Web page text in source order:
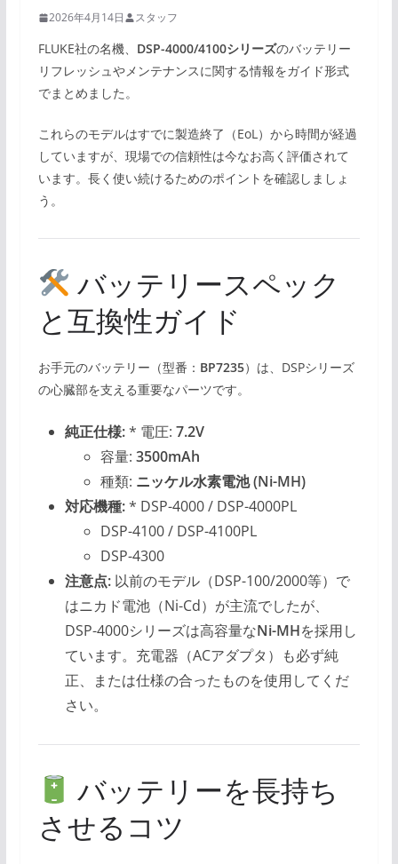
2026年4月14日 スタッフ
FLUKE社の名機、 DSP-4000/4100シリーズのバッテリー
リフレッシュやメンテナンスに関する情報をガイド形式
でまとめました。
これらのモデルはすでに製造終了（EoL）から時間が経過
していますが、現場での信頼性は今なお高く評価されて
います。長く使い続けるためのポイントを確認しましょ
う。
バッテリースペック
と互換性ガイド
お手元のバッテリー（型番： BP7235）は、DSPシリーズ
の心臓部を支える重要なパーツです。
純正仕様:* 電圧: 7.2V
容量: 3500mAh
種類: ニッケル水素電池 (Ni-MH)
対応機種:* DSP-4000 / DSP-4000PL
DSP-4100 / DSP-4100PL
DSP-4300
注意点:以前のモデル（DSP-100/2000等）で
はニカド電池（Ni-Cd）が主流でしたが、
DSP-4000シリーズは高容量なNi-MHを採用し
ています。充電器（ACアダプタ）も必ず純
正、または仕様の合ったものを使用してくだ
さい。
バッテリーを長持ち
させるコツ